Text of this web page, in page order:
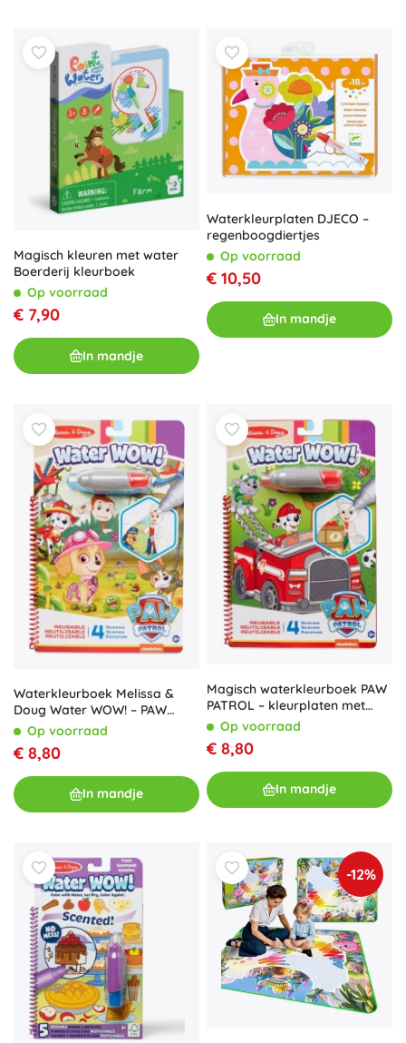
Magisch kleuren met water
Boerderij kleurboek
Op voorraad
€ 7,90
In mandje
Waterkleurplaten DJECO –
regenboogdiertjes
Op voorraad
€ 10,50
In mandje
Waterkleurboek Melissa &
Doug Water WOW! – PAW
Patrol Skye
Op voorraad
€ 8,80
In mandje
Magisch waterkleurboek PAW
PATROL – kleurplaten met
waterpen, 19 × 28 cm, 4 bladen
Op voorraad
€ 8,80
In mandje
-12%